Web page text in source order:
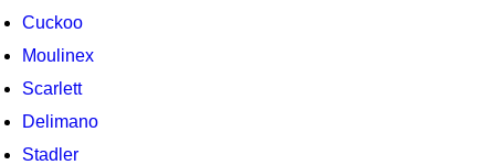
Cuckoo
Moulinex
Scarlett
Delimano
Stadler